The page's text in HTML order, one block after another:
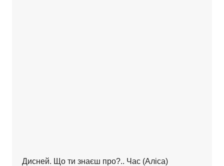
Дисней. Що ти знаєш про?.. Час (Аліса)